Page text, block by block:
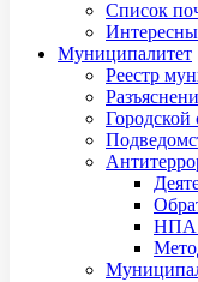
Список
Муниципалитет
Реестр
Городской
НПА